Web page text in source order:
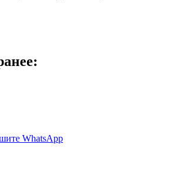
WhatsApp